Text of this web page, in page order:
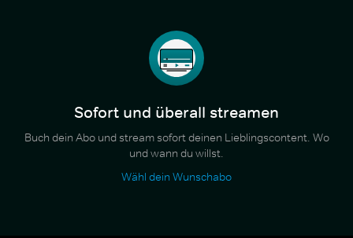
Sofort und überall streamen
Buch dein Abo und stream sofort deinen Lieblingscontent. Wo
und wann du willst.
Wähl dein Wunschabo